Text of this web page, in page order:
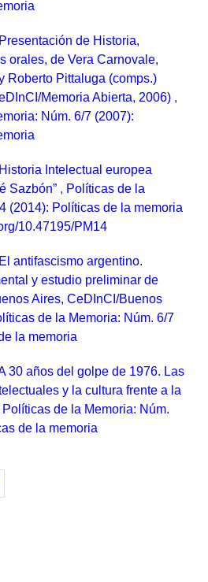
Presentación de Historia,
orales, de Vera Carnovale,
Roberto Pittaluga (comps.)
Memoria Abierta, 2006) ,
Núm. 6/7 (2007):
Historia Intelectual europea
Sazbón” , Políticas de la
(2014): Políticas de la memoria
10.47195/PM14
El antifascismo argentino.
y estudio preliminar de
Aires, CeDInCI/Buenos
de la Memoria: Núm. 6/7
la memoria
30 años del golpe de 1976. Las
y la cultura frente a la
Políticas de la Memoria: Núm.
de la memoria